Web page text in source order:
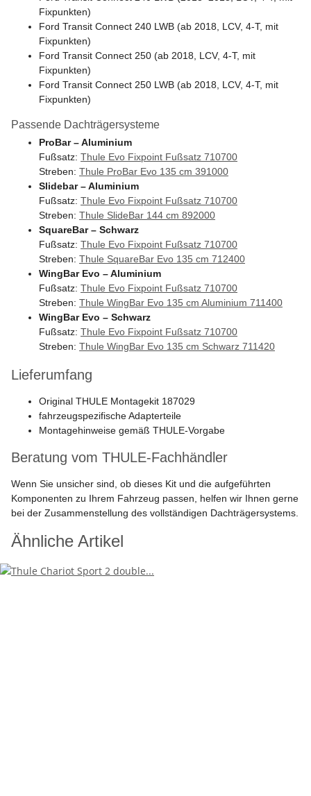
Fixpunkten)
Ford Transit Connect 240 LWB (ab 2018, LCV, 4-T, mit
Fixpunkten)
Ford Transit Connect 250 (ab 2018, LCV, 4-T, mit
Fixpunkten)
Ford Transit Connect 250 LWB (ab 2018, LCV, 4-T, mit
Fixpunkten)
Passende Dachträgersysteme
ProBar – Aluminium
Fußsatz: Thule Evo Fixpoint Fußsatz 710700
Streben: Thule ProBar Evo 135 cm 391000
Slidebar – Aluminium
Fußsatz: Thule Evo Fixpoint Fußsatz 710700
Streben: Thule SlideBar 144 cm 892000
SquareBar – Schwarz
Fußsatz: Thule Evo Fixpoint Fußsatz 710700
Streben: Thule SquareBar Evo 135 cm 712400
WingBar Evo – Aluminium
Fußsatz: Thule Evo Fixpoint Fußsatz 710700
Streben: Thule WingBar Evo 135 cm Aluminium 711400
WingBar Evo – Schwarz
Fußsatz: Thule Evo Fixpoint Fußsatz 710700
Streben: Thule WingBar Evo 135 cm Schwarz 711420
Lieferumfang
Original THULE Montagekit 187029
fahrzeugspezifische Adapterteile
Montagehinweise gemäß THULE-Vorgabe
Beratung vom THULE-Fachhändler
Wenn Sie unsicher sind, ob dieses Kit und die aufgeführten
Komponenten zu Ihrem Fahrzeug passen, helfen wir Ihnen gerne
bei der Zusammenstellung des vollständigen Dachträgersystems.
Ähnliche Artikel